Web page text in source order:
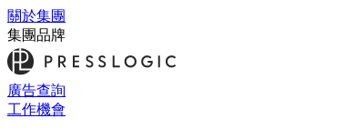
關於集團
集團品牌
廣告查詢
工作機會